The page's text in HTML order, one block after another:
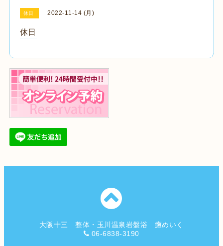
休日 2022-11-14 (月)
休日
大阪十三 整体・玉川温泉岩盤浴 癒めいく
06-6838-3190